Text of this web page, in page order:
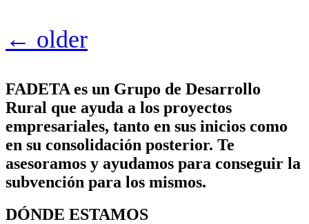
← older
FADETA es un Grupo de Desarrollo
Rural que ayuda a los proyectos
empresariales, tanto en sus inicios como
en su consolidación posterior. Te
asesoramos y ayudamos para conseguir la
subvención para los mismos.
DÓNDE ESTAMOS